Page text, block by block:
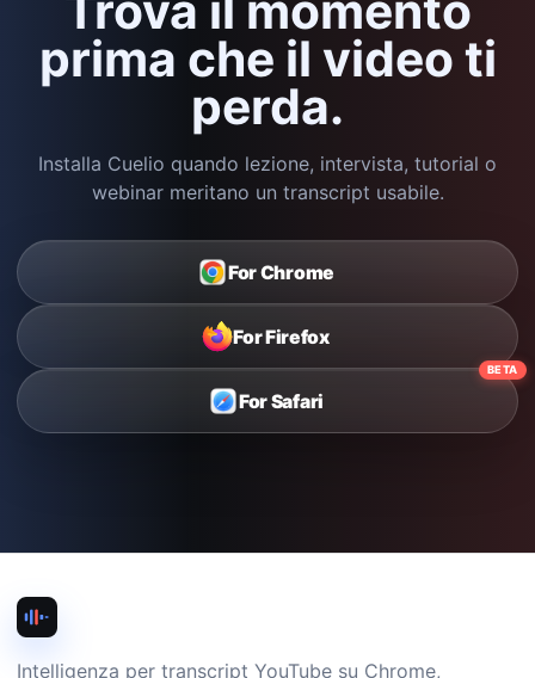
prima che il video ti
perda.
Installa Cuelio quando lezione, intervista, tutorial o
webinar meritano un transcript usabile.
For Chrome
For Firefox
BETA
For Safari
Intelligenza per transcript YouTube su Chrome,